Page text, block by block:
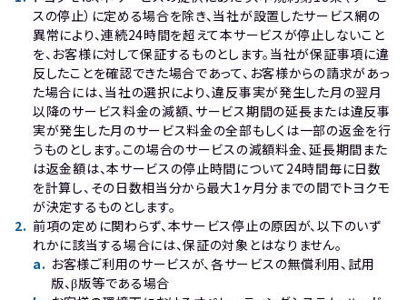
スの停止）に定める場合を除き、当社が設置したサービス網の
異常により、連続24時間を超えて本サービスが停止しないこと
を、お客様に対して保証するものとします。当社が保証事項に違
反したことを確認できた場合であって、お客様からの請求があっ
た場合には、当社の選択により、違反事実が発生した月の翌月
以降のサービス料金の減額、サービス期間の延長または違反事
実が発生した月のサービス料金の全部もしくは一部の返金を行
うものとします。この場合のサービスの減額料金、延長期間また
は返金額は、本サービスの停止時間について24時間毎に日数
を計算し、その日数相当分から最大1ヶ月分までの間でトヨクモ
が決定するものとします。
2. 前項の定めに関わらず、本サービス停止の原因が、以下のいず
れかに該当する場合には、保証の対象とはなりません。
a. お客様ご利用のサービスが、各サービスの無償利用、試用
版、β版等である場合